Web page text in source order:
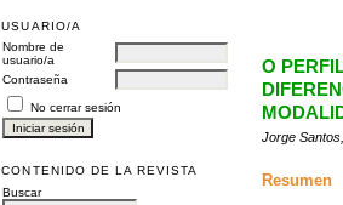
USUARIO/A
Nombre de
usuario/a
Contraseña
No cerrar sesión
CONTENIDO DE LA REVISTA
Buscar
O
Jorge
Resumen